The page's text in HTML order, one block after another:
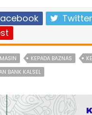
Twitter
KEPADA BAZNAS
BANK KALSEL